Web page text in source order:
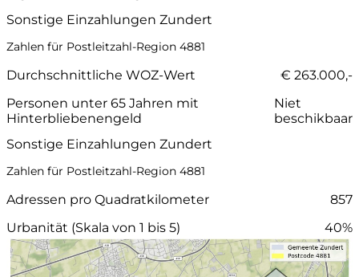
Sonstige Einzahlungen Zundert
Zahlen für Postleitzahl-Region 4881
Durchschnittliche WOZ-Wert
€ 263.000,-
Personen unter 65 Jahren mit
Hinterbliebenengeld
Niet
beschikbaar
Sonstige Einzahlungen Zundert
Zahlen für Postleitzahl-Region 4881
Adressen pro Quadratkilometer
857
Urbanität (Skala von 1 bis 5)
40%